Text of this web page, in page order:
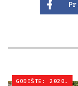
GODIŠTE: 2020.